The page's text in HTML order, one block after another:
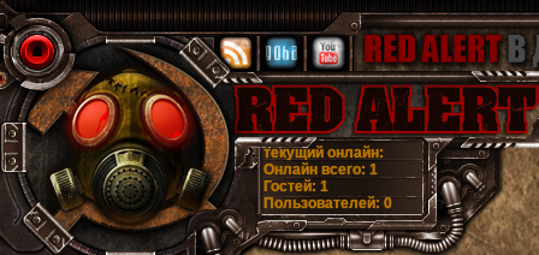
Онлайн всего: 1
Гостей: 1
Пользователей: 0
текущий онлайн: